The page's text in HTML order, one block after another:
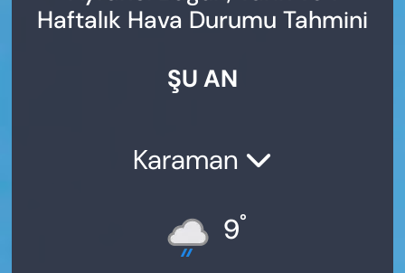
Haftalık Hava Durumu Tahmini
ŞU AN
Karaman
9°
Son Dakika Haberleri